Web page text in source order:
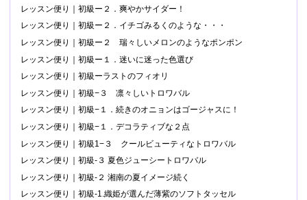
レッスン便り｜初級ー２．爽やかサイダー！
レッスン便り｜初級ー２．イチゴみるくのような・・・
レッスン便り｜初級ー２ 瑞々しいメロンのようなポンポン
レッスン便り｜初級ー１．迷いに迷った色選び
レッスン便り｜初級ーラストのフィオリ
レッスン便り｜初級−３ 凛々しいトロワバル
レッスン便り｜初級−１．続きのオニョンはゴージャスに！
レッスン便り｜初級−１．デコラティブな２点
レッスン便り｜初級1−３ クールビューティなトロワバル
レッスン便り｜初級-３ 夏色ジューシートロワバル
レッスン便り｜初級-２ 湘南の夏イメージ続く
レッスン便り｜初級-1.織姫が選んだ薄紫のソフトタッセル